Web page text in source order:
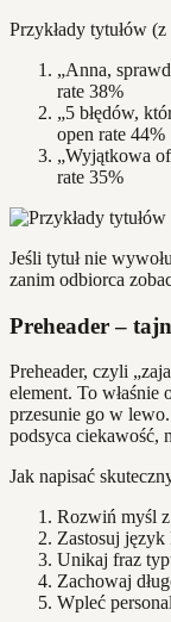
Przykłady tytułów
„Anna,
rate 38%
„5 błędów,
open rate 44%
„Wyjątkowa
rate 35%
Jeśli tytuł nie
zanim odbiorca
Preheader –
Preheader, czyli
element. To
przesunie go w
podsyca ciekawość,
Jak napisać
Rozwiń myśl
Zastosuj
Unikaj fraz
Zachowaj
Wpleć